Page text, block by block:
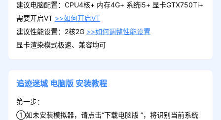
建议电脑配置：CPU4核+ 内存4G+ 系统i5+ 显卡GTX750Ti+
需要开启VT >>如何开启VT
建议性能设置：2核2G >>如何调整性能设置
显卡渲染模式极速、兼容均可
追迹迷城 电脑版 安装教程
第一步：
①如未安装模拟器，请点击“下载电脑版 ”，将识别当前系统